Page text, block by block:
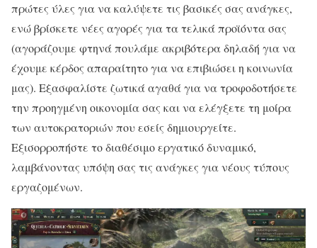
πρώτες ύλες για να καλύψετε τις βασικές σας ανάγκες,
ενώ βρίσκετε νέες αγορές για τα τελικά προϊόντα σας
(αγοράζουμε φτηνά πουλάμε ακριβότερα δηλαδή για να
έχουμε κέρδος απαραίτητο για να επιβιώσει η κοινωνία
μας). Εξασφαλίστε ζωτικά αγαθά για να τροφοδοτήσετε
την προηγμένη οικονομία σας και να ελέγξετε τη μοίρα
των αυτοκρατοριών που εσείς δημιουργείτε.
Εξισορροπήστε το διαθέσιμο εργατικό δυναμικό,
λαμβάνοντας υπόψη σας τις ανάγκες για νέους τύπους
εργαζομένων.